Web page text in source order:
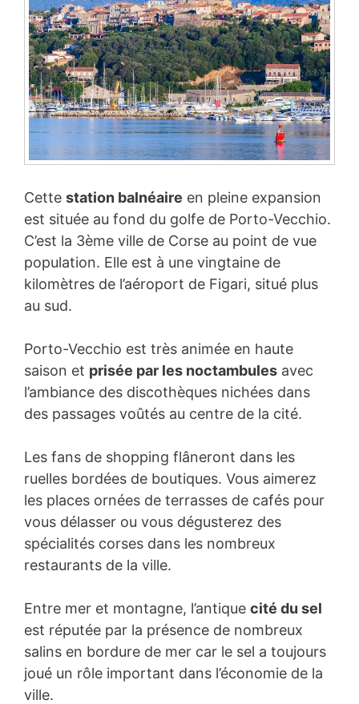
Cette station balnéaire en pleine expansion
est située au fond du golfe de Porto-Vecchio.
C’est la 3ème ville de Corse au point de vue
population. Elle est à une vingtaine de
kilomètres de l’aéroport de Figari, situé plus
au sud.
Porto-Vecchio est très animée en haute
saison et prisée par les noctambules avec
l’ambiance des discothèques nichées dans
des passages voûtés au centre de la cité.
Les fans de shopping flâneront dans les
ruelles bordées de boutiques. Vous aimerez
les places ornées de terrasses de cafés pour
vous délasser ou vous dégusterez des
spécialités corses dans les nombreux
restaurants de la ville.
Entre mer et montagne, l’antique cité du sel
est réputée par la présence de nombreux
salins en bordure de mer car le sel a toujours
joué un rôle important dans l’économie de la
ville.